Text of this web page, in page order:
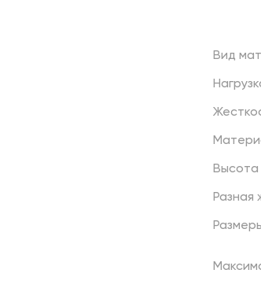
Вид
Высота
Разная